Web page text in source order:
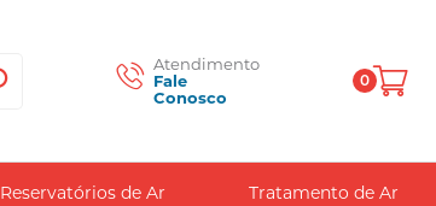
Atendimento
Fale
Conosco
Seg. a Sex.
das 8h as
0
Reservatórios de Ar Tratamento de Ar